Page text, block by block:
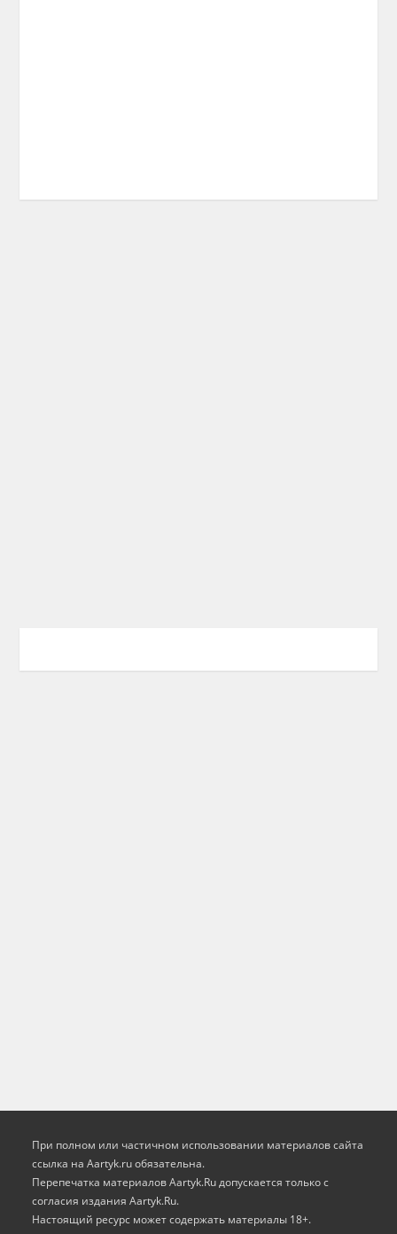
При полном или частичном использовании материалов сайта
ссылка на Aartyk.ru oбязательна.
Перепечатка материалов Aartyk.Ru допускается только с
согласия издания Aartyk.Ru.
Настоящий ресурс может содержать материалы 18+.